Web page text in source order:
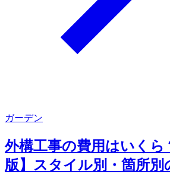
ガーデン
外構工事の費用はいくら
版】スタイル別・箇所別